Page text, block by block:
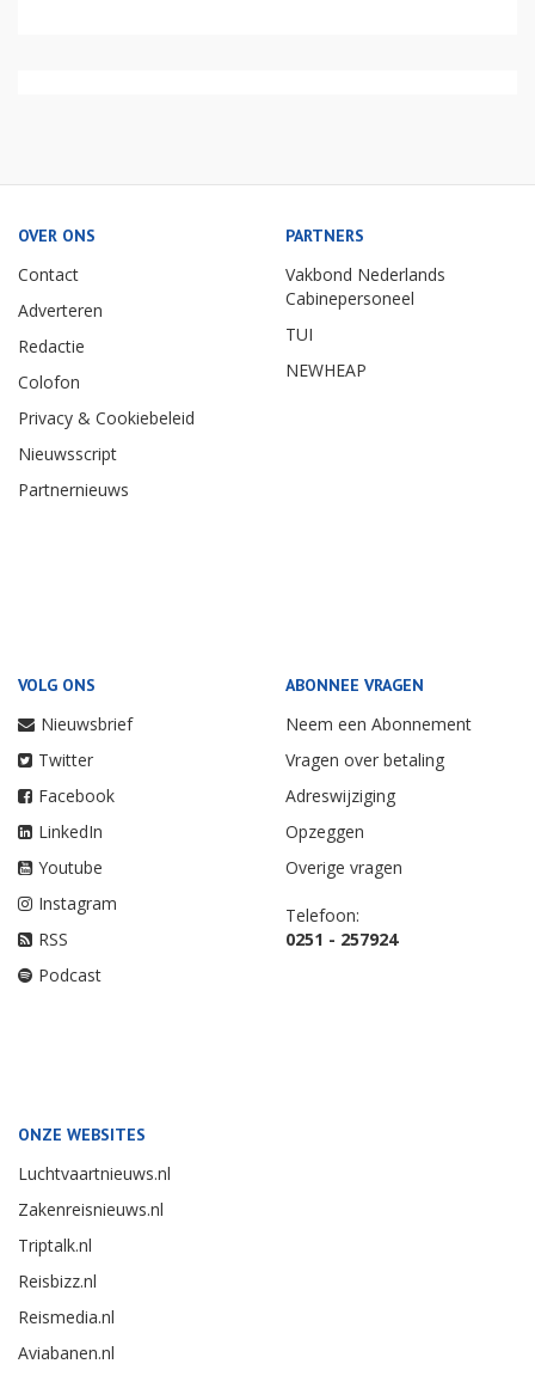
OVER ONS
Contact
Adverteren
Redactie
Colofon
Privacy & Cookiebeleid
Nieuwsscript
Partnernieuws
PARTNERS
Vakbond Nederlands
Cabinepersoneel
TUI
NEWHEAP
VOLG ONS
Nieuwsbrief
Twitter
Facebook
LinkedIn
Youtube
Instagram
RSS
Podcast
ABONNEE VRAGEN
Neem een Abonnement
Vragen over betaling
Adreswijziging
Opzeggen
Overige vragen
Telefoon:
0251 - 257924
ONZE WEBSITES
Luchtvaartnieuws.nl
Zakenreisnieuws.nl
Triptalk.nl
Reisbizz.nl
Reismedia.nl
Aviabanen.nl